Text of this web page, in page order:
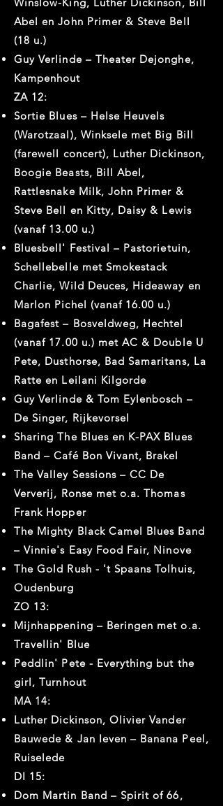
Abel en John Primer & Steve Bell
(18 u.)
Guy Verlinde – Theater Dejonghe,
Kampenhout
ZA 12:
Sortie Blues – Helse Heuvels
(Warotzaal), Winksele met Big Bill
(farewell concert), Luther Dickinson,
Boogie Beasts, Bill Abel,
Rattlesnake Milk, John Primer &
Steve Bell en Kitty, Daisy & Lewis
(vanaf 13.00 u.)
Bluesbell' Festival – Pastorietuin,
Schellebelle met Smokestack
Charlie, Wild Deuces, Hideaway en
Marlon Pichel (vanaf 16.00 u.)
Bagafest – Bosveldweg, Hechtel
(vanaf 17.00 u.) met AC & Double U
Pete, Dusthorse, Bad Samaritans, La
Ratte en Leilani Kilgorde
Guy Verlinde & Tom Eylenbosch –
De Singer, Rijkevorsel
Sharing The Blues en K-PAX Blues
Band – Café Bon Vivant, Brakel
The Valley Sessions – CC De
Ververij, Ronse met o.a. Thomas
Frank Hopper
The Mighty Black Camel Blues Band
– Vinnie's Easy Food Fair, Ninove
The Gold Rush - 't Spaans Tolhuis,
Oudenburg
ZO 13:
Mijnhappening – Beringen met o.a.
Travellin' Blue
Peddlin' Pete - Everything but the
girl, Turnhout
MA 14:
Luther Dickinson, Olivier Vander
Bauwede & Jan Ieven – Banana Peel,
Ruiselede
DI 15:
Dom Martin Band – Spirit of 66,